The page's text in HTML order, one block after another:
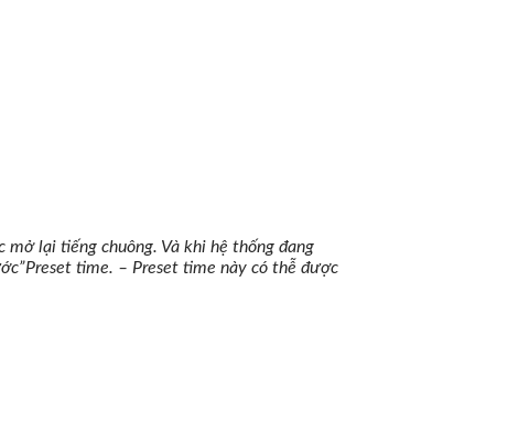
lại tiếng chuông. Và khi hệ thống đang
time. – Preset time này có thễ được